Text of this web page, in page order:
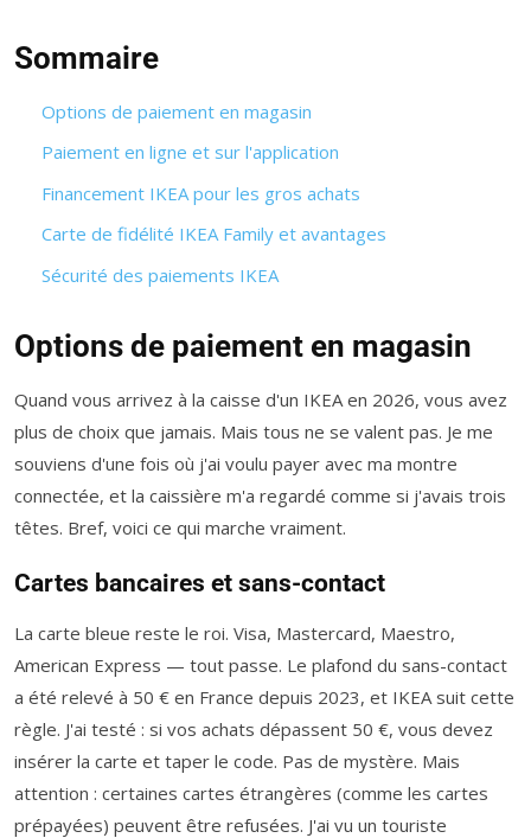
Sommaire
Options de paiement en magasin
Paiement en ligne et sur l'application
Financement IKEA pour les gros achats
Carte de fidélité IKEA Family et avantages
Sécurité des paiements IKEA
Options de paiement en magasin
Quand vous arrivez à la caisse d'un IKEA en 2026, vous avez
plus de choix que jamais. Mais tous ne se valent pas. Je me
souviens d'une fois où j'ai voulu payer avec ma montre
connectée, et la caissière m'a regardé comme si j'avais trois
têtes. Bref, voici ce qui marche vraiment.
Cartes bancaires et sans-contact
La carte bleue reste le roi. Visa, Mastercard, Maestro,
American Express — tout passe. Le plafond du sans-contact
a été relevé à 50 € en France depuis 2023, et IKEA suit cette
règle. J'ai testé : si vos achats dépassent 50 €, vous devez
insérer la carte et taper le code. Pas de mystère. Mais
attention : certaines cartes étrangères (comme les cartes
prépayées) peuvent être refusées. J'ai vu un touriste